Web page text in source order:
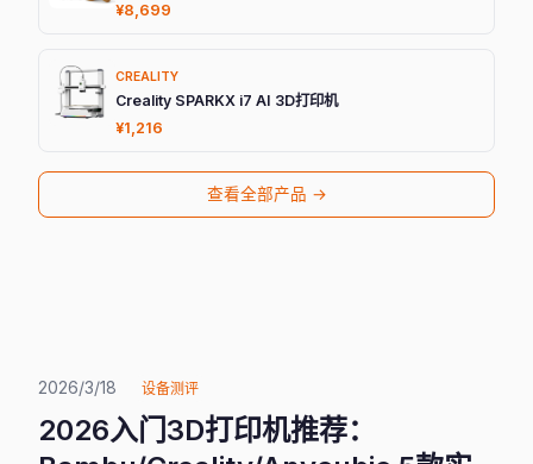
2026/3/18 设备测评
2026入门3D打印机推荐：
¥8,699
CREALITY
Creality SPARKX i7 AI 3D打印机
¥1,216
查看全部产品 →